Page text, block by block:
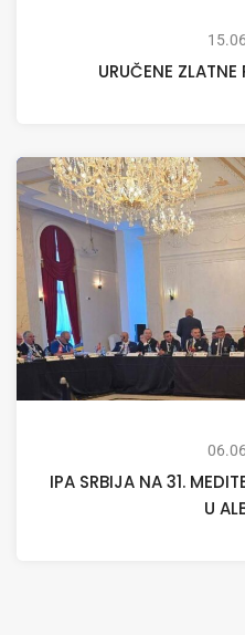
URUČENE ZLATNE
IPA SRBIJA NA 31.
U